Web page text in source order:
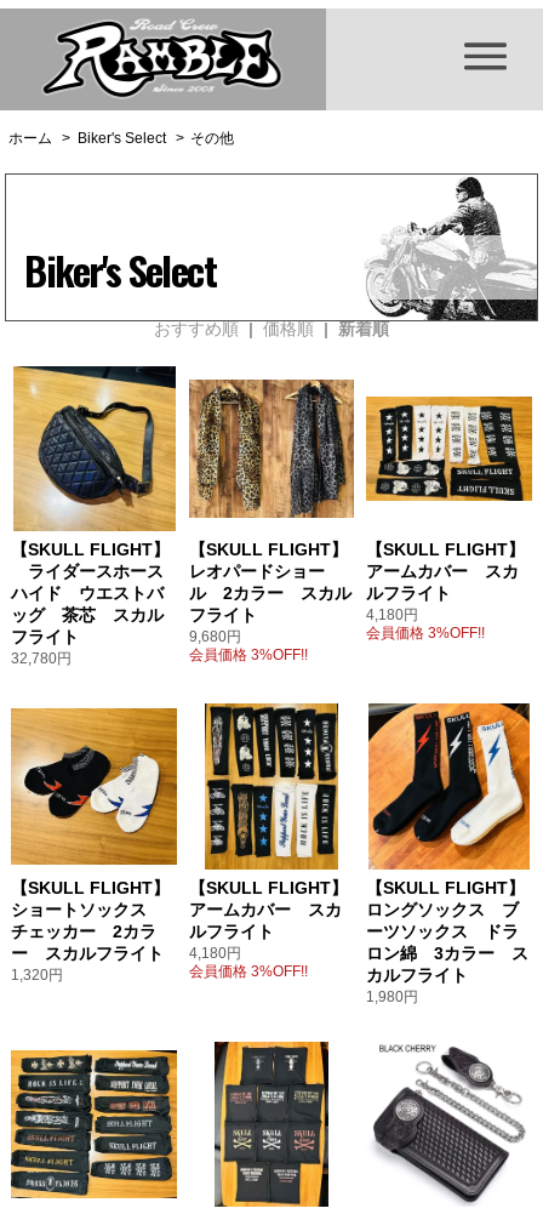
ホーム > Biker's Select > その他
Biker's Select
おすすめ順 | 価格順 | 新着順
【SKULL FLIGHT】
ライダースホース
ハイド ウエストバ
ッグ 茶芯 スカル
フライト
32,780円
【SKULL FLIGHT】
レオパードショー
ル 2カラー スカル
フライト
9,680円
会員価格 3%OFF!!
【SKULL FLIGHT】
アームカバー スカ
ルフライト
4,180円
会員価格 3%OFF!!
【SKULL FLIGHT】
ショートソックス
チェッカー 2カラ
ー スカルフライト
1,320円
【SKULL FLIGHT】
アームカバー スカ
ルフライト
4,180円
会員価格 3%OFF!!
【SKULL FLIGHT】
ロングソックス ブ
ーツソックス ドラ
ロン綿 3カラー ス
カルフライト
1,980円